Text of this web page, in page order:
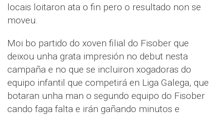
locais loitaron ata o fin pero o resultado non se
moveu.
Moi bo partido do xoven filial do Fisober que
deixou unha grata impresión no debut nesta
campaña e no que se incluiron xogadoras do
equipo infantil que competirá en Liga Galega, que
botaran unha man o segundo equipo do Fisober
cando faga falta e irán gañando minutos e